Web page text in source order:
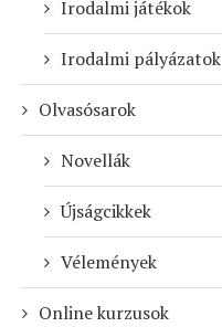
Irodalmi játékok
Irodalmi pályázatok
Olvasósarok
Novellák
Újságcikkek
Vélemények
Online kurzusok